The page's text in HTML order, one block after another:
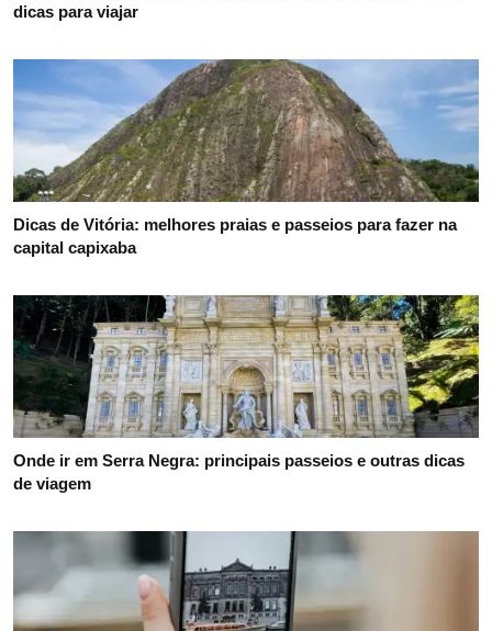
dicas para viajar
Dicas de Vitória: melhores praias e passeios para fazer na
capital capixaba
Onde ir em Serra Negra: principais passeios e outras dicas
de viagem